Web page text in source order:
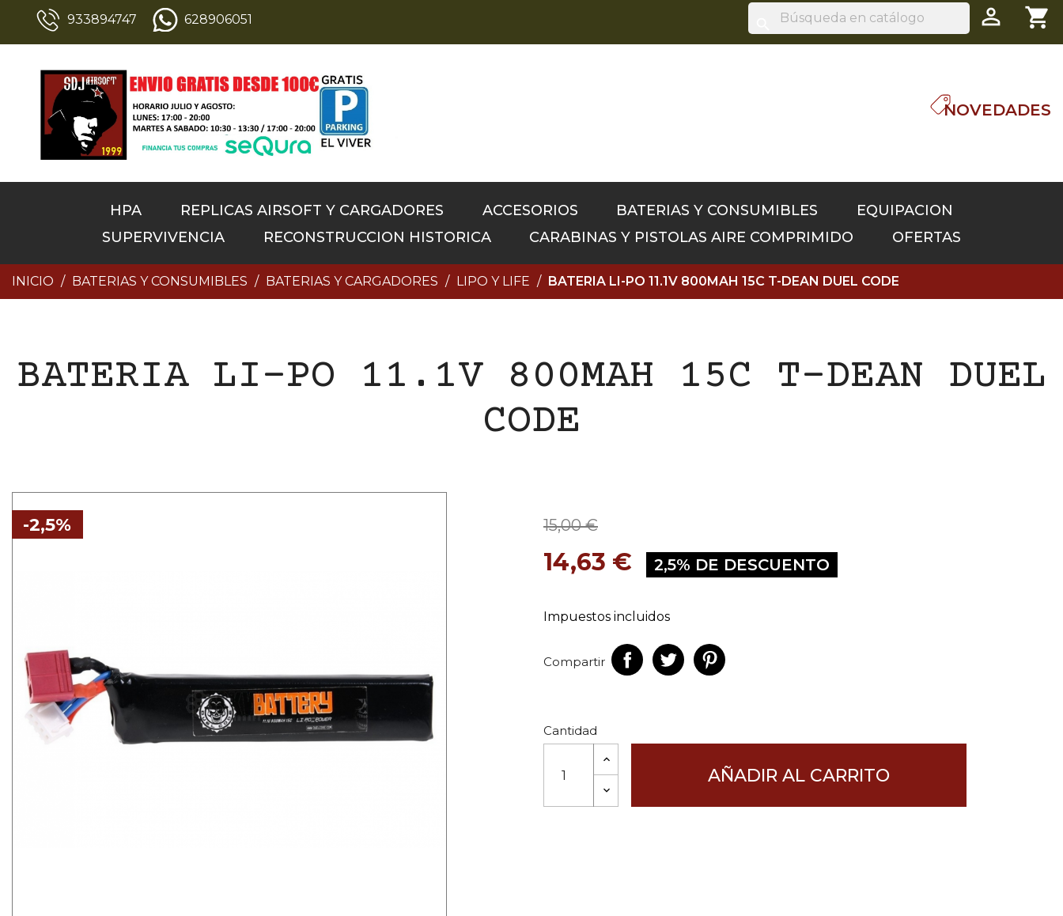
933894747 628906051  shopping_cart
NOVEDADES
HPA REPLICAS AIRSOFT Y CARGADORES ACCESORIOS BATERIAS Y CONSUMIBLES
EQUIPACION
SUPERVIVENCIA
RECONSTRUCCION HISTORICA CARABINAS Y PISTOLAS AIRE COMPRIMIDO OFERTAS
INICIO BATERIAS Y CONSUMIBLES BATERIAS Y CARGADORES LIPO Y LIFE BATERIA LI-PO 11.1V 800MAH 15C T-DEAN DUEL CODE
BATERIA LI-PO 11.1V 800MAH 15C T-DEAN DUEL
CODE
-2,5% 15,00 €
14,63 € 2,5% DE DESCUENTO
Impuestos incluidos
Compartir
Cantidad
AÑADIR AL CARRITO